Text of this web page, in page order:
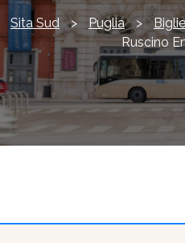
Sita Sud > Puglia >
Ruscino